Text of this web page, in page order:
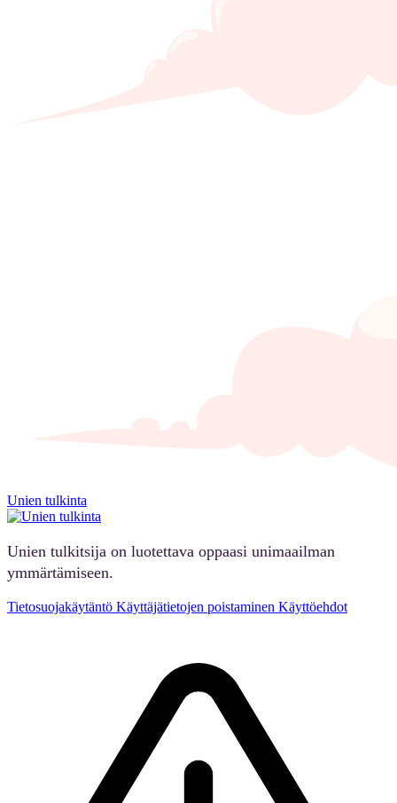
Unien tulkinta
Unien tulkitsija on luotettava oppaasi unimaailman
ymmärtämiseen.
Tietosuojakäytäntö Käyttäjätietojen poistaminen Käyttöehdot